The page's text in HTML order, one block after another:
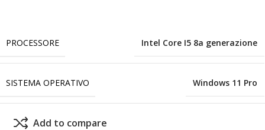
PROCESSORE Intel Core I5 8a generazione
SISTEMA OPERATIVO Windows 11 Pro
Add to compare